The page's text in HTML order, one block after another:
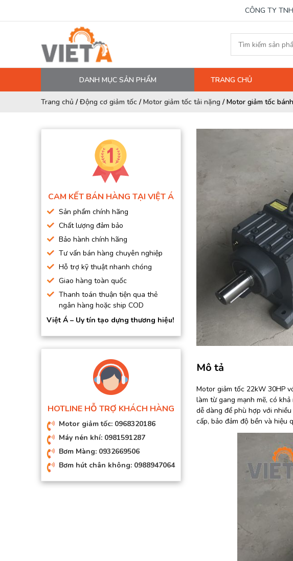
CÔNG TY
DANH MỤC SẢN PHẨM
MÁY NÉN KHÍ
DẦU MÁY NÉN KHÍ
DÂY HƠI, ỐNG HƠI
BƠM MÀNG KHÍ NÉN
BƠM HÚT CHÂN KHÔNG
BƠM ĐỊNH LƯỢNG
MOTOR, HỘP GIẢM TỐC
MÁY TẠO KHÍ NITO
TRANG CHỦ
Trang chủ /Động cơ giảm tốc /Motor giảm tốc tải nặng /Motor giảm tốc
CAM KẾT BÁN HÀNG TẠI VIỆT Á
Sản phẩm chính hãng
Chất lượng đảm bảo
Bảo hành chính hãng
Tư vấn bán hàng chuyên nghiệp
Hỗ trợ kỹ thuật nhanh chóng
Giao hàng toàn quốc
Thanh toán thuận tiện qua thẻ
ngân hàng hoặc ship COD
Việt Á – Uy tín tạo dựng thương hiệu!
HOTLINE HỖ TRỢ KHÁCH HÀNG
Motor giảm tốc: 0968320186
Máy nén khí: 0981591287
Bơm Màng: 0932669506
Bơm hút chân không: 0988947064
Mô tả
Motor giảm tốc 22kW 30HP
làm từ gang mạnh mẽ, có
dễ dàng để phù hợp với
cấp, bảo đảm độ bền và hiệu